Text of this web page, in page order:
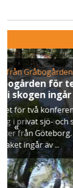
När
ett
möts ni
och
«